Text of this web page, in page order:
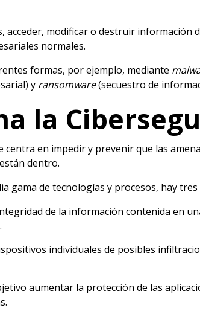
acceder, modificar o destruir información
normales.
formas, por ejemplo, mediante
y ransomware(secuestro de
la
en impedir y prevenir que las
dentro.
gama de tecnologías y procesos, hay
de la información contenida en
individuales de posibles
aumentar la protección de las